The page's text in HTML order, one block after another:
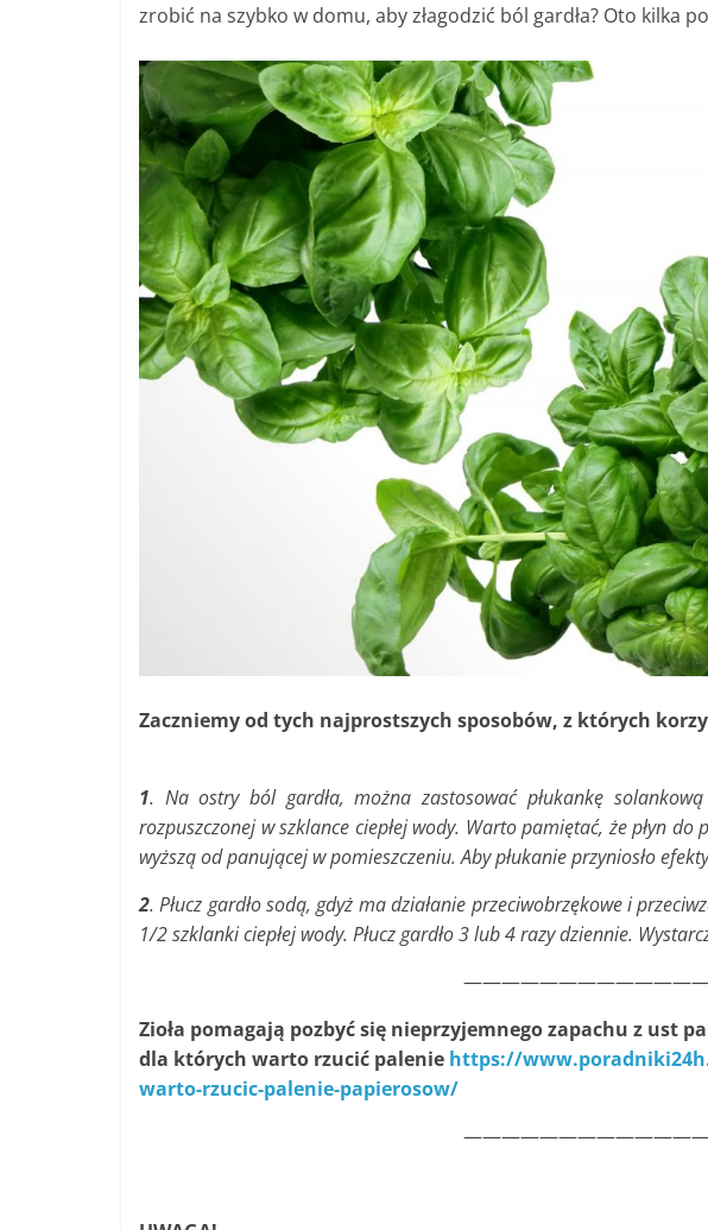
zrobić na szybko w domu, aby złagodzić ból gardła? Oto kilka
Zaczniemy od tych najprostszych sposobów, z których
1. Na ostry ból gardła, można zastosować płukankę
rozpuszczonej w szklance ciepłej wody. Warto pamiętać, że płyn
wyższą od panującej w pomieszczeniu. Aby płukanie przyniosło
2. Płucz gardło sodą, gdyż ma działanie przeciwobrzękowe i
1/2 szklanki ciepłej wody. Płucz gardło 3 lub 4 razy dziennie.
Zioła pomagają pozbyć się nieprzyjemnego zapachu z ust
dla których warto rzucić palenie https://
warto-rzucic-palenie-papierosow/